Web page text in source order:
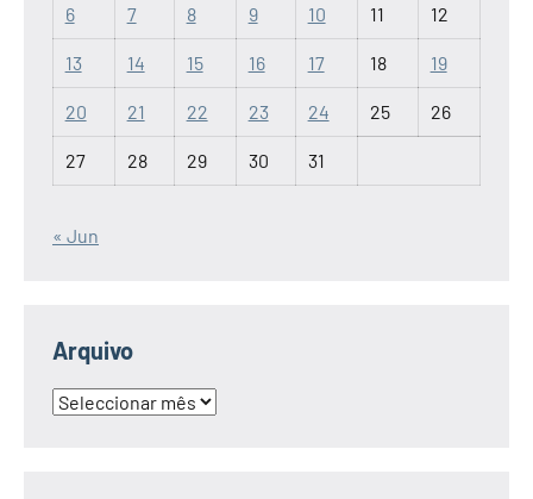
6 7 8 9 10 11 12
13 14 15 16 17 18 19
20 21 22 23 24 25 26
27 28 29 30 31
« Jun
Arquivo
Arquivo